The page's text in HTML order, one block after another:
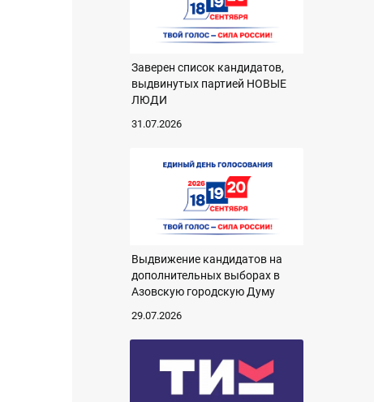
Заверен список кандидатов,
выдвинутых партией НОВЫЕ
ЛЮДИ
31.07.2026
Выдвижение кандидатов на
дополнительных выборах в
Азовскую городскую Думу
29.07.2026